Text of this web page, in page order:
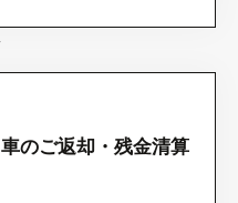
車のご返却・残金清算